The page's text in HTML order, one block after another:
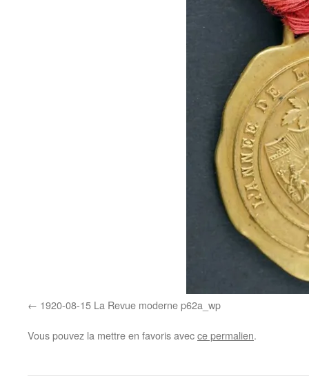
1920-08-15 La Revue moderne p62a_wp
Vous pouvez la mettre en favoris avecce permalien.